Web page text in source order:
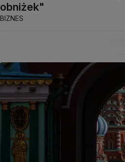
obniżek"
BIZNES